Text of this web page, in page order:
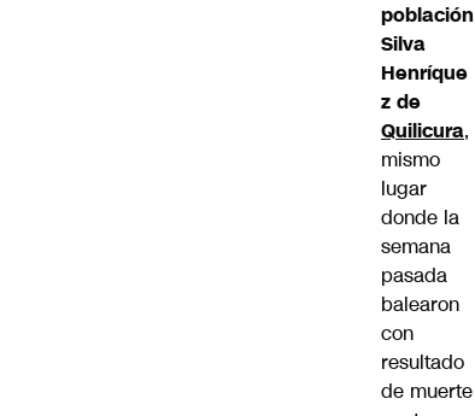
población
Silva
Henríque
z de
Quilicura,
mismo
lugar
donde la
semana
pasada
balearon
con
resultado
de muerte